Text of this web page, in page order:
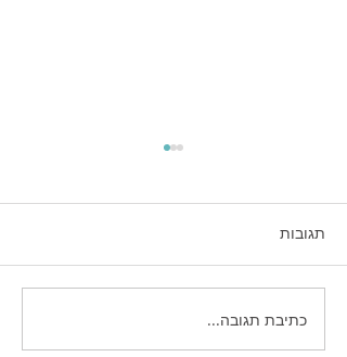
ניתוח סביבה באמצעות מודל
PESTEL: איך להגן על העסק
תגובות
כתיבת תגובה...